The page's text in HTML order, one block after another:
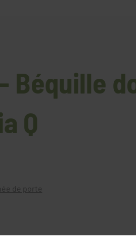
Béquille
Q
de porte